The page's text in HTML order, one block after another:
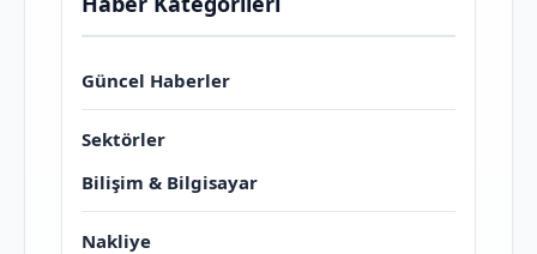
Güncel Haberler
Sektörler
Bilişim & Bilgisayar
Nakliye